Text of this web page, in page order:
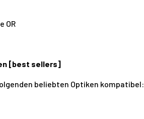
OR
[best sellers]
beliebten Optiken kompatibel: